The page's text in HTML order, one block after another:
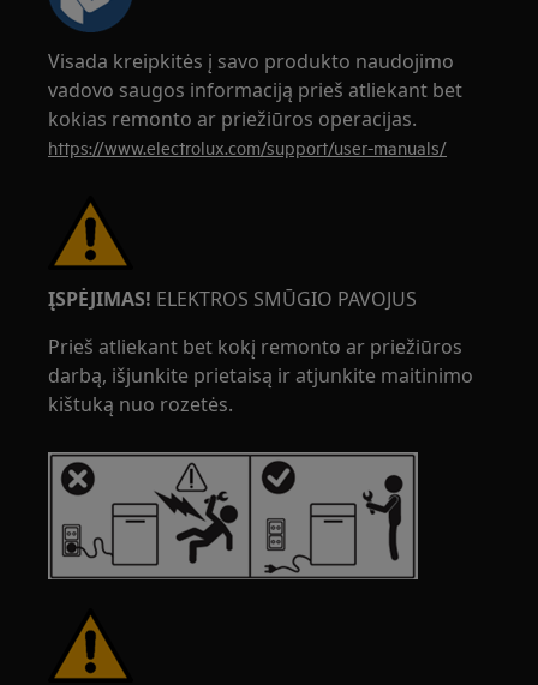
Visada kreipkitės į savo produkto naudojimo
vadovo saugos informaciją prieš atliekant bet
kokias remonto ar priežiūros operacijas.
https://www.electrolux.com/support/user-manuals/
ĮSPĖJIMAS! ELEKTROS SMŪGIO PAVOJUS
Prieš atliekant bet kokį remonto ar priežiūros
darbą, išjunkite prietaisą ir atjunkite maitinimo
kištuką nuo rozetės.